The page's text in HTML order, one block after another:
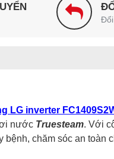
Đổi
LG inverter
nước Truesteam. Với
bệnh, chăm sóc an toàn